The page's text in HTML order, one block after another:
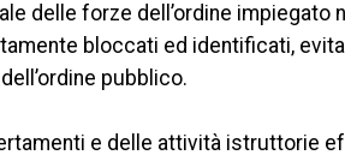
delle forze dell’ordine impiegato
bloccati ed identificati,
pubblico.
e delle attività istruttorie